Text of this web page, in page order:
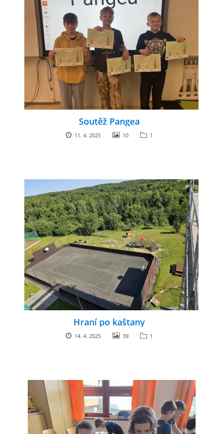
Soutěž Pangea
11. 4. 2025 10 1
Hraní po kaštany
14. 4. 2025 39 1